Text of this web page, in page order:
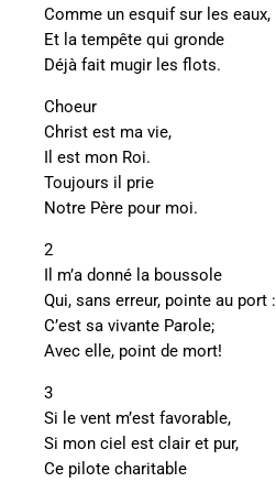
Comme un esquif sur les eaux,
Et la tempête qui gronde
Déjà fait mugir les flots.
Choeur
Christ est ma vie,
Il est mon Roi.
Toujours il prie
Notre Père pour moi.
2
Il m’a donné la boussole
Qui, sans erreur, pointe au port :
C’est sa vivante Parole;
Avec elle, point de mort!
3
Si le vent m’est favorable,
Si mon ciel est clair et pur,
Ce pilote charitable